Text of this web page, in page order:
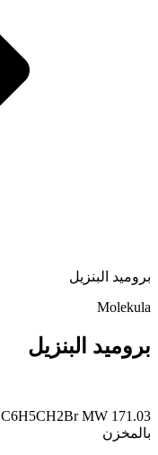
بروميد البنزيل
Molekula
بروميد البنزيل
C6H5CH2Br MW 171.03
بالمخزن